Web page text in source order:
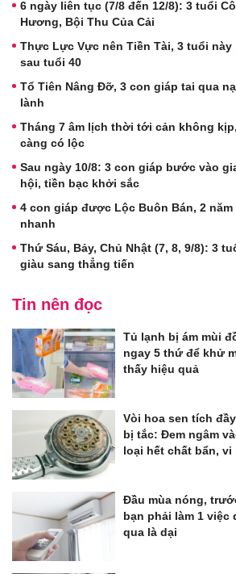
6 ngày liên tục (7/8 đến 12/8): 3 tuổi
Hương, Bội Thu Của Cải
Thực Lực Vực nên Tiền Tài, 3 tuổi này
sau tuổi 40
Tổ Tiên Nâng Đỡ, 3 con giáp tai qua
lành
Tháng 7 âm lịch thời tới cản không
càng có lộc
Sau ngày 10/8: 3 con giáp bước vào
hội, tiền bạc khởi sắc
4 con giáp được Lộc Buôn Bán, 2
nhanh
Thứ Sáu, Bảy, Chủ Nhật (7, 8, 9/8): 3
giàu sang thẳng tiến
Tin nên đọc
Tủ lạnh bị ám mùi
ngay 5 thứ để khử
thấy hiệu quả
Vòi hoa sen tích
bị tắc: Đem ngâm
loại hết chất bẩn, vi
Đầu mùa nóng,
bạn phải làm 1 việc
qua là dại